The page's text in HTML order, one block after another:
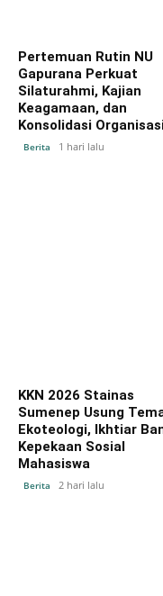
Pertemuan Rutin NU
Gapurana Perkuat
Silaturahmi, Kajian
Keagamaan, dan
Konsolidasi
Berita 1 hari lalu
KKN 2026 Stainas
Sumenep Usung
Ekoteologi, Ikhtiar
Kepekaan Sosial
Mahasiswa
Berita 2 hari lalu